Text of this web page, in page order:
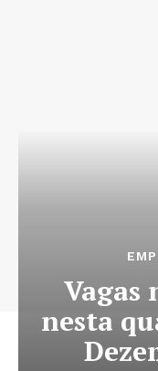
Vagas
nesta